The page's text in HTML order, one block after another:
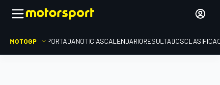
MOTOGP PORTADANOTICIASCALENDARIORESULTADOS